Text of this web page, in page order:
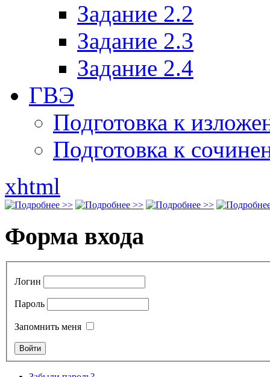
Задание 2.2
Задание 2.3
Задание 2.4
ГВЭ
Подготовка к
Подготовка к
xhtml
Форма входа
Логин
Пароль
Запомнить меня